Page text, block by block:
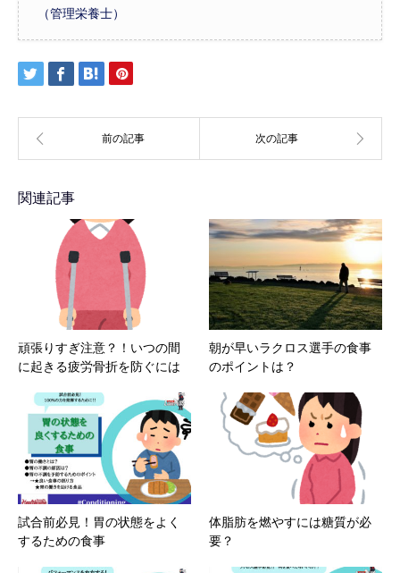
（管理栄養士）
関連記事
頑張りすぎ注意？！いつの間
に起きる疲労骨折を防ぐには
朝が早いラクロス選手の食事
のポイントは？
試合前必見！胃の状態をよく
するための食事
体脂肪を燃やすには糖質が必
要？